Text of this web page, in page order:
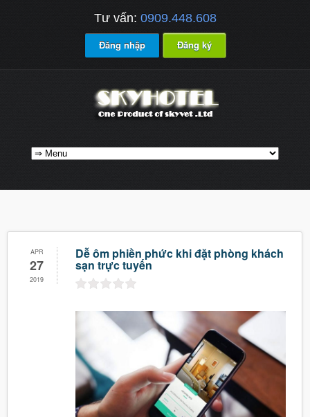
Tư vấn: 0909.448.608
Đăng nhập Đăng ký
APR
27
2019
Dễ ôm phiền phức khi đặt phòng khách
sạn trực tuyến